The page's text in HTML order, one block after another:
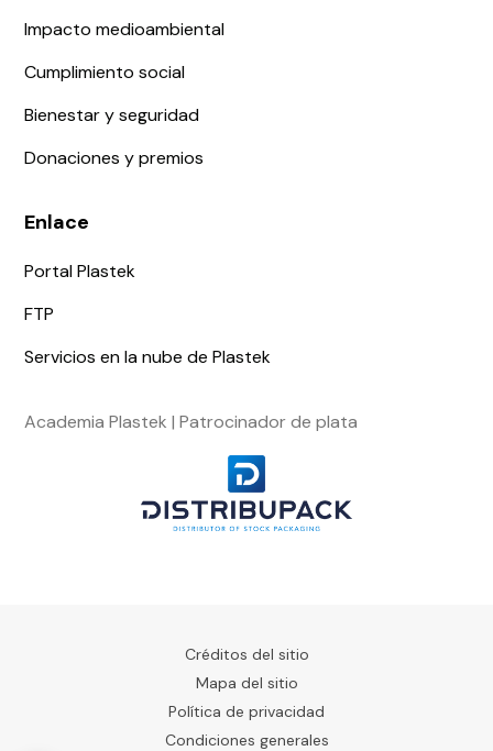
Impacto medioambiental
Cumplimiento social
Bienestar y seguridad
Donaciones y premios
Enlace
Portal Plastek
FTP
Servicios en la nube de Plastek
Academia Plastek | Patrocinador de plata
Créditos del sitio
Mapa del sitio
Política de privacidad
Condiciones generales